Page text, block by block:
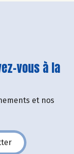
vous à la
et nos